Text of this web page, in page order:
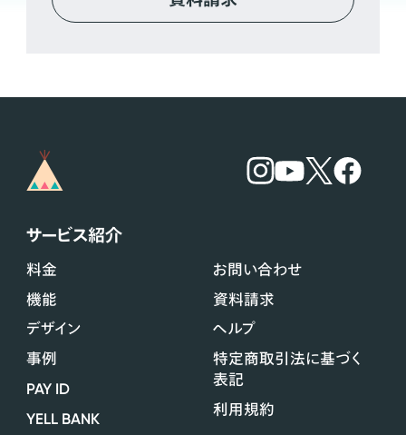
サービス紹介
料金
機能
デザイン
事例
PAY ID
YELL BANK
お問い合わせ
資料請求
ヘルプ
特定商取引法に基づく
表記
利用規約